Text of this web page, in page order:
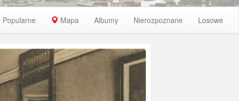
Popularne Mapa Albumy Nierozpoznane Losowe